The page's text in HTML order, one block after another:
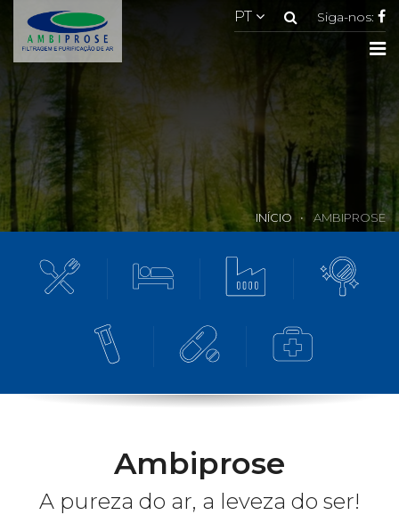
PT Pesquisar
Siga-nos:
INÍCIO AMBIPROSE
Ambiprose
A pureza do ar, a leveza do ser!